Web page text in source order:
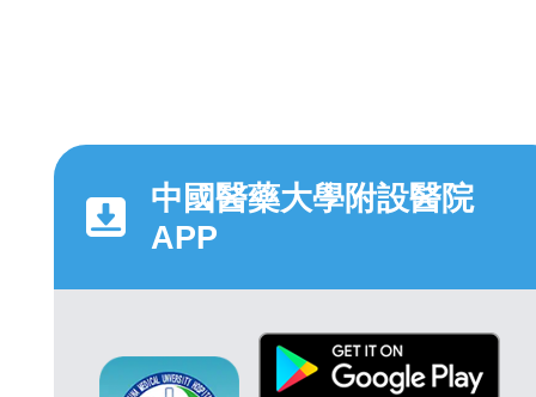
中國醫藥大學附設醫院
APP